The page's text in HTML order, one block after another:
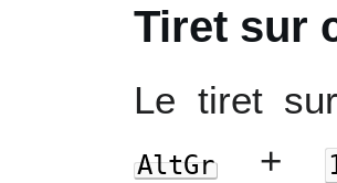
Tiret sur
Le tiret
AltGr +